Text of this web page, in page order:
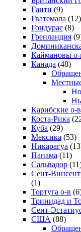
Гаити (9)
Гватемала (12)
Гондурас (8)
Гренландия
Каймановы о-
Канада (48)
Карибские о-
Коста-Рика
Куба (29)
Мексика (53)
Никарагуа
Панама (11)
Сальвадор
Сент-
(1)
Тортуга о-в
Тринидад и
Сент-
США (88)